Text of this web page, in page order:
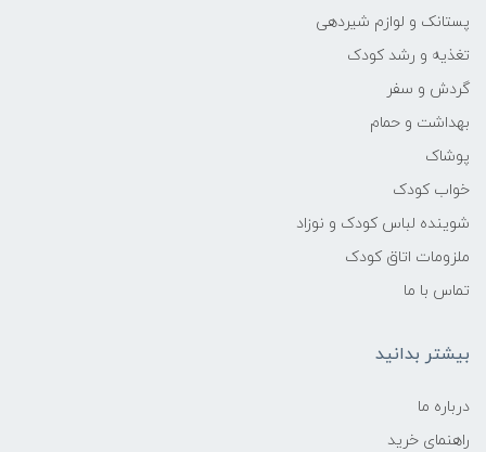
پستانک و لوازم شیردهی
تغذیه و رشد کودک
گردش و سفر
بهداشت و حمام
پوشاک
خواب کودک
شوینده لباس کودک و نوزاد
ملزومات اتاق کودک
تماس با ما
بیشتر بدانید
درباره ما
راهنمای خرید